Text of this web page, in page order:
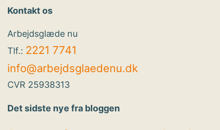
Kontakt os
Arbejdsglæde nu
Tlf.: 2221 7741
info@arbejdsglaedenu.dk
CVR 25938313
Det sidste nye fra bloggen